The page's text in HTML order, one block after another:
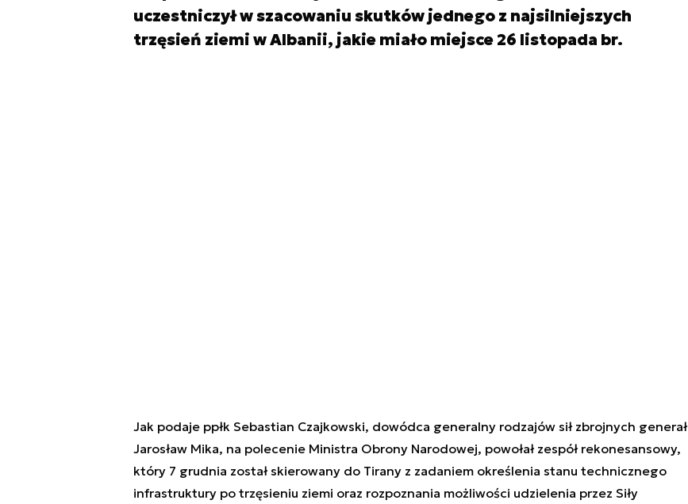
uczestniczył w szacowaniu skutków jednego z najsilniejszych
trzęsień ziemi w Albanii, jakie miało miejsce 26 listopada br.
Jak podaje ppłk Sebastian Czajkowski, dowódca generalny rodzajów sił zbrojnych generał
Jarosław Mika, na polecenie Ministra Obrony Narodowej, powołał zespół rekonesansowy,
który 7 grudnia został skierowany do Tirany z zadaniem określenia stanu technicznego
infrastruktury po trzęsieniu ziemi oraz rozpoznania możliwości udzielenia przez Siły